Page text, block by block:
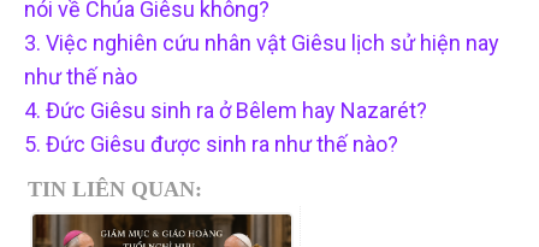
nói về Chúa Giêsu không?
3. Việc nghiên cứu nhân vật Giêsu lịch sử hiện nay
như thế nào
4. Đức Giêsu sinh ra ở Bêlem hay Nazarét?
5. Đức Giêsu được sinh ra như thế nào?
TIN LIÊN QUAN: